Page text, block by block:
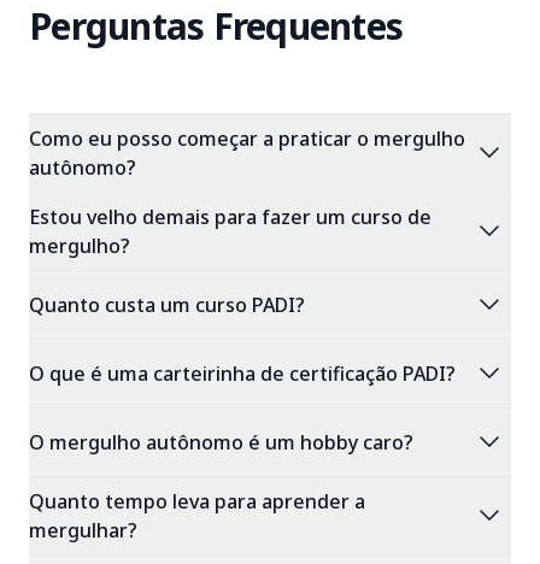
Perguntas Frequentes
Como eu posso começar a praticar o mergulho
autônomo?
expand_more
Estou velho demais para fazer um curso de
mergulho?
expand_more
Quanto custa um curso PADI? expand_more
O que é uma carteirinha de certificação PADI? expand_more
O mergulho autônomo é um hobby caro? expand_more
Quanto tempo leva para aprender a
mergulhar?
expand_more